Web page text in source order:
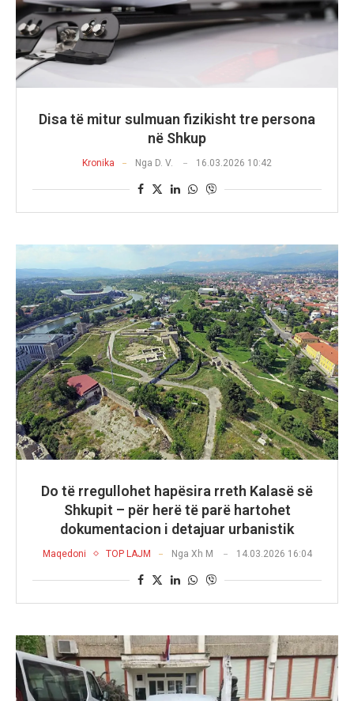
Disa të mitur sulmuan fizikisht tre persona
në Shkup
Kronika Nga D. V. 16.03.2026 10:42
Do të rregullohet hapësira rreth Kalasë së
Shkupit – për herë të parë hartohet
dokumentacion i detajuar urbanistik
Maqedoni TOP LAJM Nga Xh M 14.03.2026 16:04